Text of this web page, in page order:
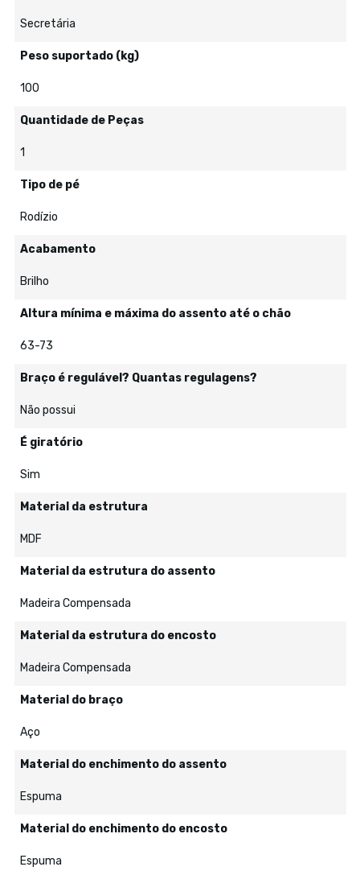
Secretária
Peso suportado (kg)
100
Quantidade de Peças
1
Tipo de pé
Rodízio
Acabamento
Brilho
Altura mínima e máxima do assento até o chão
63-73
Braço é regulável? Quantas regulagens?
Não possui
É giratório
Sim
Material da estrutura
MDF
Material da estrutura do assento
Madeira Compensada
Material da estrutura do encosto
Madeira Compensada
Material do braço
Aço
Material do enchimento do assento
Espuma
Material do enchimento do encosto
Espuma